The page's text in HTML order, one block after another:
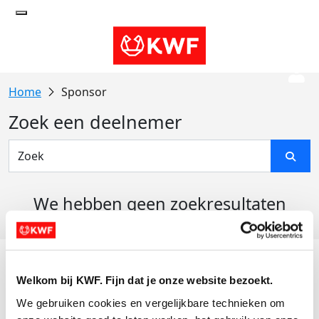
Welkom bij KWF. Fijn dat je onze website bezoekt.
We gebruiken cookies en vergelijkbare technieken om
Sponsor
Zoek een deelnemer
We hebben geen zoekresultaten
Actiematerialen
Evenementen